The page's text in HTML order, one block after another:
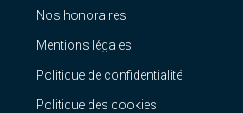
Nos honoraires
Mentions légales
Politique de confidentialité
Politique des cookies